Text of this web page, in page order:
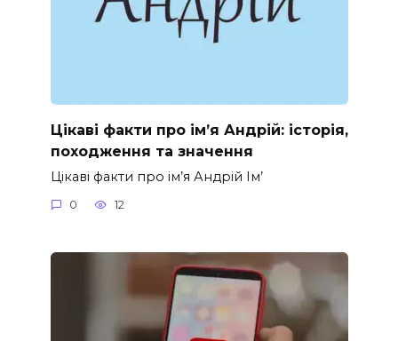
Цікаві факти про ім’я Андрій: історія,
походження та значення
Цікаві факти про ім’я Андрій Ім’
0 12